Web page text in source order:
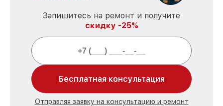
Запишитесь на ремонт и получите
скидку -25%
Бесплатная консультация
Отправляя заявку на консультацию и ремонт